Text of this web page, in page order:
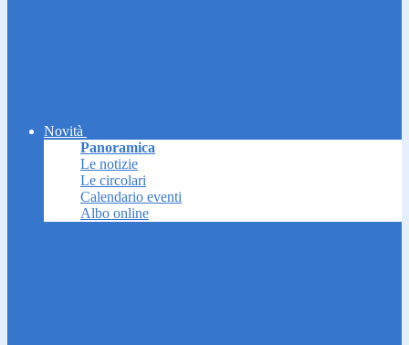
Novità
Panoramica
Le notizie
Le circolari
Calendario eventi
Albo online